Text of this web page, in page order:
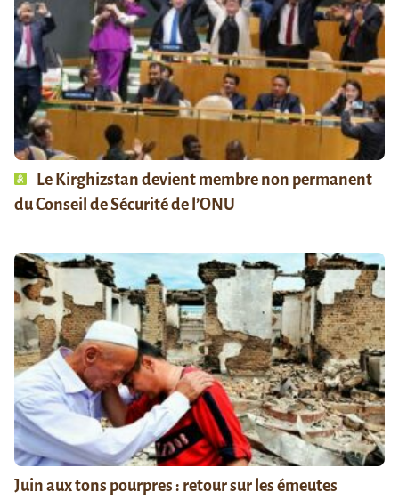
Le Kirghizstan devient membre non permanent
du Conseil de Sécurité de l’ONU
Juin aux tons pourpres : retour sur les émeutes